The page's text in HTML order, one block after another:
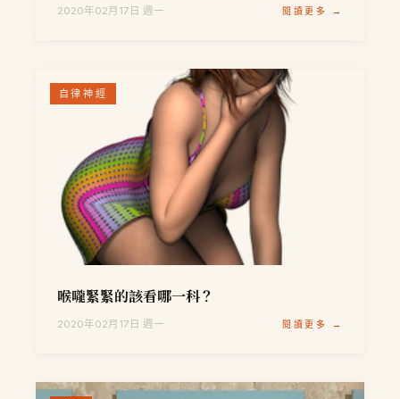
2020年02月17日 週一 閱讀更多 →
自律神經
喉嚨緊緊的該看哪一科？
2020年02月17日 週一 閱讀更多 →